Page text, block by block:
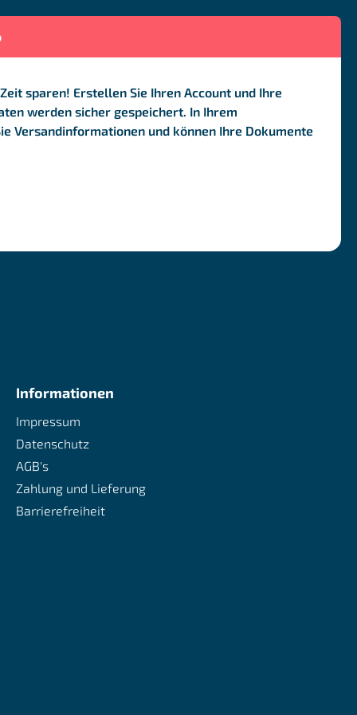
sparen! Erstellen Sie Ihren Account und Ihre
werden sicher gespeichert. In Ihrem
Versandinformationen und können Ihre Dokumente
Informationen
Impressum
Datenschutz
AGB's
Zahlung und Lieferung
Barrierefreiheit